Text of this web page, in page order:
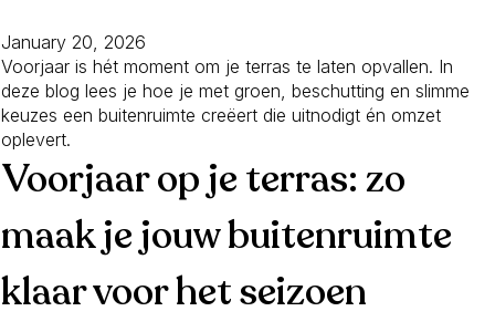
January 20, 2026
Voorjaar is hét moment om je terras te laten opvallen. In
deze blog lees je hoe je met groen, beschutting en slimme
keuzes een buitenruimte creëert die uitnodigt én omzet
oplevert.
Voorjaar op je terras: zo
maak je jouw buitenruimte
klaar voor het seizoen